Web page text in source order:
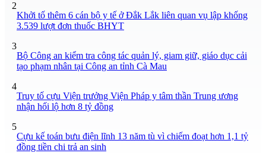
2
Khởi tố thêm 6 cán bộ y tế ở Đắk Lắk liên quan vụ lập khống
3.539 lượt đơn thuốc BHYT
3
Bộ Công an kiểm tra công tác quản lý, giam giữ, giáo dục cải
tạo phạm nhân tại Công an tỉnh Cà Mau
4
Truy tố cựu Viện trưởng Viện Pháp y tâm thần Trung ương
nhận hối lộ hơn 8 tỷ đồng
5
Cựu kế toán bưu điện lĩnh 13 năm tù vì chiếm đoạt hơn 1,1 tỷ
đồng tiền chi trả an sinh